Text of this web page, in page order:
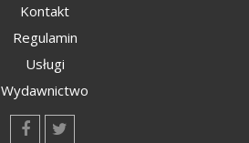
Kontakt
Regulamin
Usługi
Wydawnictwo